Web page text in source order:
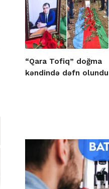
“Qara Tofiq” doğma
kəndində dəfn olundu